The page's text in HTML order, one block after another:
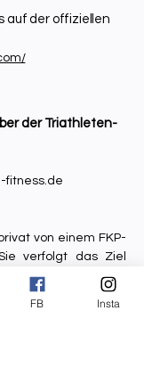
auf der offiziellen
der Triathleten-
fitness.de
von einem FKP-
verfolgt das Ziel
den
eingehende
FB Insta